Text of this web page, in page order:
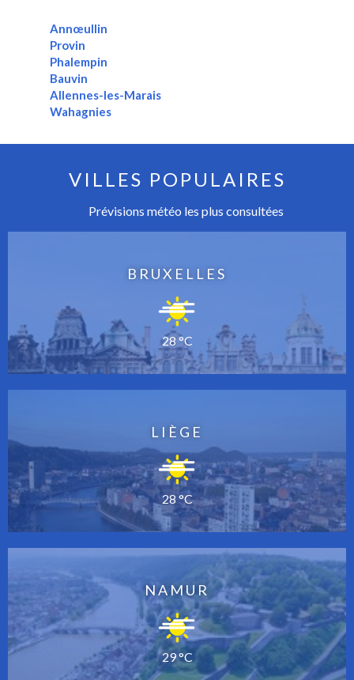
Annœullin
Provin
Phalempin
Bauvin
Allennes-les-Marais
Wahagnies
VILLES POPULAIRES
Prévisions météo les plus consultées
BRUXELLES
28 °C
LIÈGE
28 °C
NAMUR
29 °C